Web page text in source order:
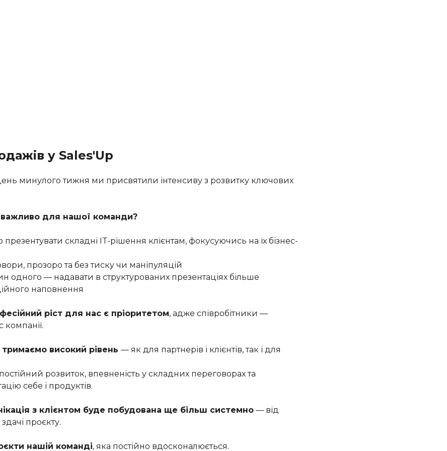
у Sales'Up
минулого тижня ми присвятили інтенсиву з розвитку ключових
для нашої команди?
складні IT-рішення клієнтам, фокусуючись на їх бізнес-
прозоро та без тиску чи маніпуляцій
одного — надавати в структурованих презентаціях більше
наповнення
ріст для нас є пріоритетом, адже співробітники —
високий рівень — як для партнерів і клієнтів, так і для
розвиток, впевненість у складних переговорах та
себе і продуктів.
з клієнтом буде побудована ще більш системно — від
проєкту.
нашій команді, яка постійно вдосконалюється.